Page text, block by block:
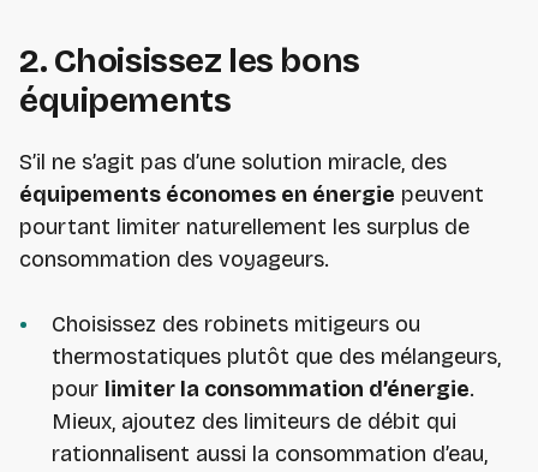
2. Choisissez les bons
équipements
S’il ne s’agit pas d’une solution miracle, des
équipements économes en énergie peuvent
pourtant limiter naturellement les surplus de
consommation des voyageurs.
Choisissez des robinets mitigeurs ou
thermostatiques plutôt que des mélangeurs,
pour limiter la consommation d’énergie.
Mieux, ajoutez des limiteurs de débit qui
rationnalisent aussi la consommation d’eau,